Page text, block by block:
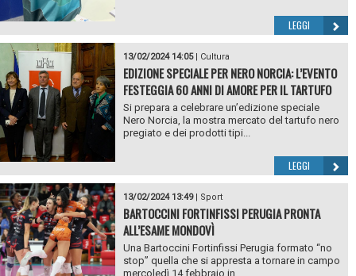
LEGGI
13/02/2024 14:05| Cultura
EDIZIONE SPECIALE PER NERO NORCIA: L’EVENTO
FESTEGGIA 60 ANNI DI AMORE PER IL TARTUFO
Si prepara a celebrare un’edizione speciale
Nero Norcia, la mostra mercato del tartufo nero
pregiato e dei prodotti tipi...
LEGGI
13/02/2024 13:49| Sport
BARTOCCINI FORTINFISSI PERUGIA PRONTA
ALL’ESAME MONDOVÌ
Una Bartoccini Fortinfissi Perugia formato “no
stop” quella che si appresta a tornare in campo
mercoledì 14 febbraio in ...